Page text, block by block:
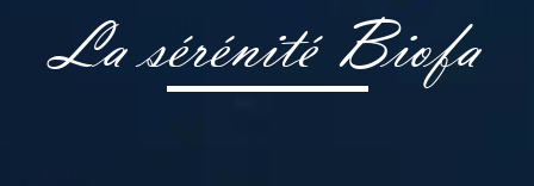
La sérénité Biofa